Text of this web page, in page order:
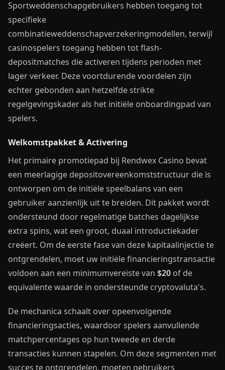
Sportweddenschapgebruikers hebben toegang tot
specifieke
combinatieweddenschapverzekeringmodellen, terwijl
casinospelers toegang hebben tot flash-
depositmatches die activeren tijdens perioden met
lager verkeer. Deze voortdurende voordelen zijn
echter gebonden aan hetzelfde strikte
regelgevingskader als het initiële onboardingpad van
spelers.
Welkomstpakket & Activering
Het primaire promotiepad bij Rendwex Casino bevat
een meerlagige depositovereenkomststructuur die is
ontworpen om de initiële speelbalans van een
gebruiker aanzienlijk uit te breiden. Dit pakket wordt
ondersteund door regelmatige batches dagelijkse
extra spins, wat een groot, duaal introductiekader
creëert. Om de eerste fase van deze kapitaalinjectie te
ontgrendelen, moet uw initiële financieringstransactie
voldoen aan een minimumvereiste van $20 of de
equivalente waarde in ondersteunde cryptovaluta's.
De mechanica schaalt over opeenvolgende
financieringsacties, waardoor spelers aanvullende
matchpercentages op hun tweede en derde
transacties kunnen stapelen. Om deze segmenten met
succes te ontgrendelen, moeten gebruikers